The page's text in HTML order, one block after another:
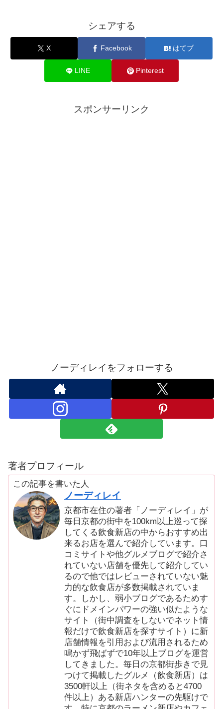
シェアする
X Facebook はてブ
LINE Pinterest
スポンサーリンク
ノーディレイをフォローする
著者プロフィール
この記事を書いた人
ノーディレイ
京都市在住の著者「ノーディレイ」が
毎日京都の街中を100km以上巡って探
してくる飲食新店の中からおすすめ出
来るお店を選んで紹介しています。口
コミサイトや他グルメブログで紹介さ
れていない店舗を優先して紹介してい
るので他ではレビューされていない魅
力的な飲食店が多数掲載されていま
す。しかし、弱小ブログであるためす
ぐにドメインパワーの強い似たような
サイト（街中調査をしないでネット情
報だけで飲食新店を探すサイト）に新
店舗情報を引用および流用されるため
鳴かず飛ばずで10年以上ブログを運営
してきました。毎日の京都街歩きで見
つけて掲載したグルメ（飲食新店）は
3500軒以上（街ネタを含めると4700
件以上）ある新店ハンターの先駆けで